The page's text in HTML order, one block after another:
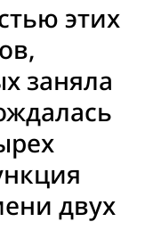
этих
заняла
двух